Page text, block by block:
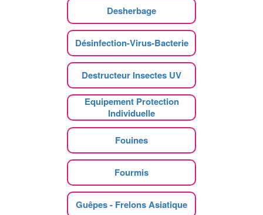
Desherbage
Désinfection-Virus-Bacterie
Destructeur Insectes UV
Equipement Protection
Individuelle
Fouines
Fourmis
Guêpes - Frelons Asiatique